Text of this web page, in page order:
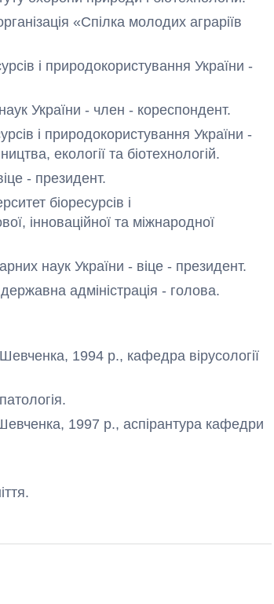
«Спілка молодих аграріїв
і природокористування України -
України - член - кореспондент.
і природокористування України -
екології та біотехнологій.
- президент.
біоресурсів і
інноваційної та міжнародної
наук України - віце - президент.
адміністрація - голова.
1994 р., кафедра вірусології
1997 р., аспірантура кафедри
літаків і танків
продала Україна
за роки
незалежності